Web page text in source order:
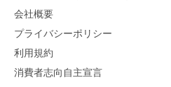
会社概要
プライバシーポリシー
利用規約
消費者志向自主宣言